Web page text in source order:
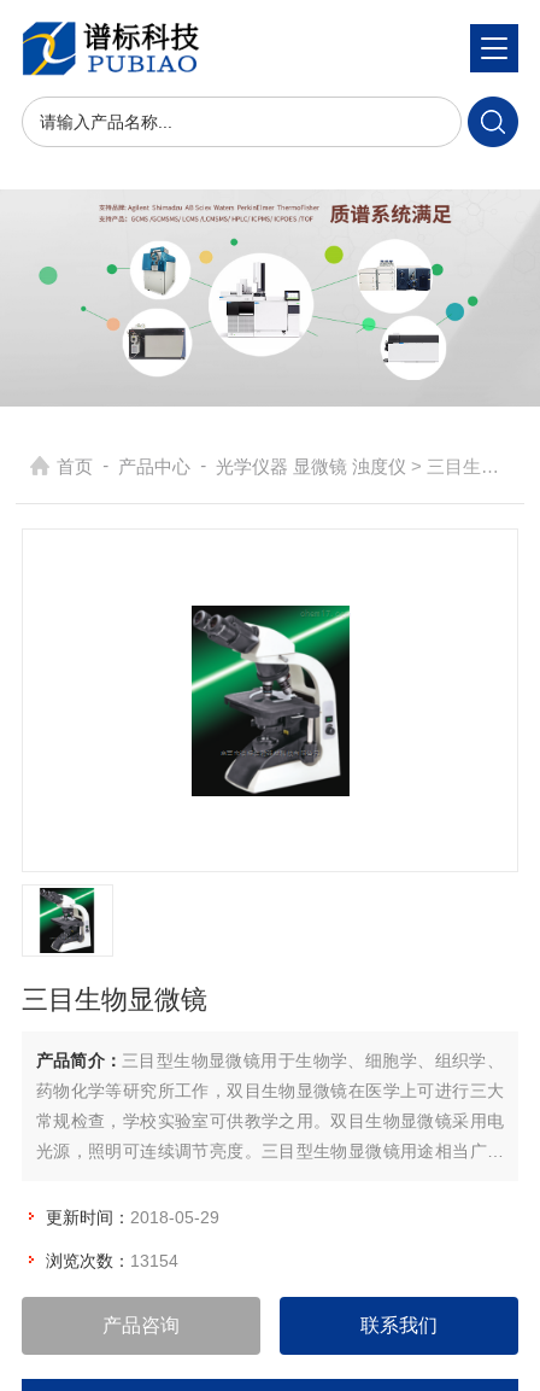
首页 - 产品中心 - 光学仪器 显微镜 浊度仪 > 三目生物显微镜
三目生物显微镜
产品简介： 三目型生物显微镜用于生物学、细胞学、组织学、
药物化学等研究所工作，双目生物显微镜在医学上可进行三大
常规检查，学校实验室可供教学之用。双目生物显微镜采用电
光源，照明可连续调节亮度。三目型生物显微镜用途相当广，
操作。三目显微镜除了双眼观察用的两目，还有一目是用来外
更新时间： 2018-05-29
浏览次数： 13154
产品咨询 联系我们